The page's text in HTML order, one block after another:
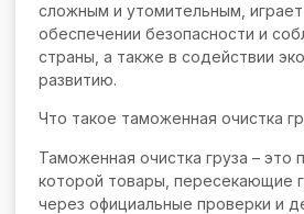
сложным и утомительным,
обеспечении безопасности и
страны, а также в содействии
развитию.
Что такое таможенная очистка
Таможенная очистка груза – это
которой товары, пересекающие
через официальные проверки и